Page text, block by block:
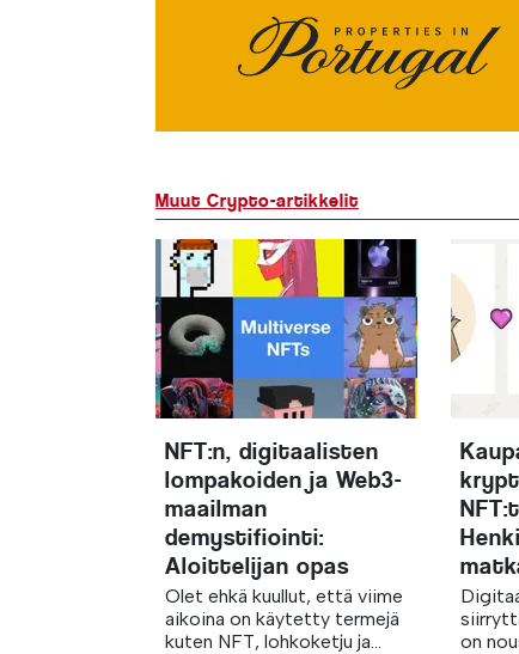
Muut Crypto-artikkelit
NFT:n, digitaalisten
lompakoiden ja Web3-
maailman
demystifiointi:
Aloittelijan opas
Olet ehkä kuullut, että viime
aikoina on käytetty termejä
kuten NFT, lohkoketju ja...
on